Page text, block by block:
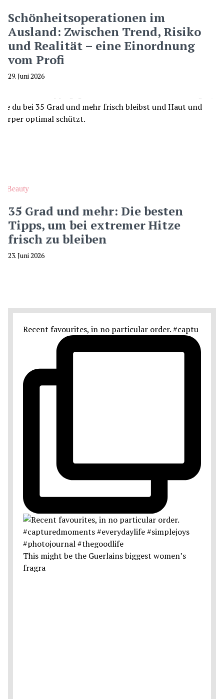
Schönheitsoperationen im
Ausland: Zwischen Trend, Risiko
und Realität – eine Einordnung
vom Profi
29. Juni 2026
Beauty
35 Grad und mehr: Die besten
Tipps, um bei extremer Hitze
frisch zu bleiben
23. Juni 2026
Recent favourites, in no particular order. #captu
This might be the Guerlains biggest women’s
fragra